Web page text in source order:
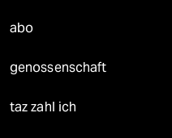
abo
genossenschaft
taz zahl ich